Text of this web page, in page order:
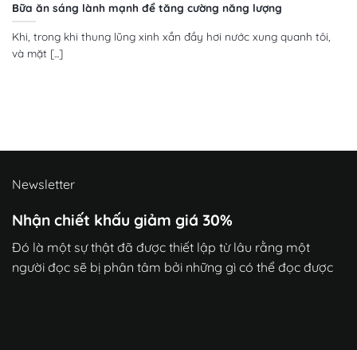
Bữa ăn sáng lành mạnh để tăng cường năng lượng
Khi, trong khi thung lũng xinh xắn đầy hơi nước xung quanh tôi,
và mặt [...]
Newsletter
Nhận chiết khấu giảm giá 30%
Đó là một sự thật đã được thiết lập từ lâu rằng một
người đọc sẽ bị phân tâm bởi những gì có thể đọc được